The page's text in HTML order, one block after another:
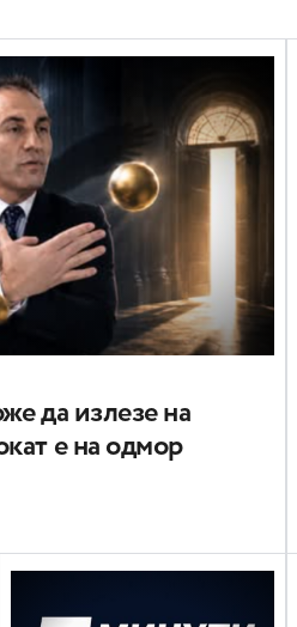
да излезе на
е на одмор